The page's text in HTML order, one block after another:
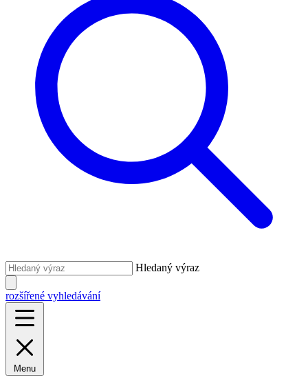
Hledaný výraz
rozšířené vyhledávání
Menu